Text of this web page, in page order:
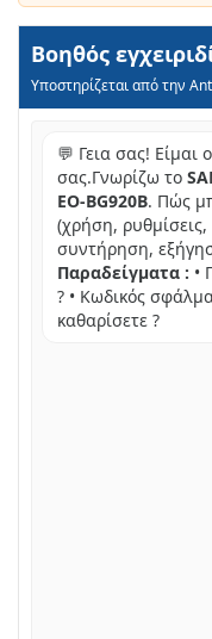
Βοηθός
Υποστηρίζεται από την
💬 Γεια σας! Είμαι
σας.Γνωρίζω το
EO-BG920B. Πώς
(χρήση,
συντήρηση,
Παραδείγματα : •
? • Κωδικός
καθαρίσετε ?